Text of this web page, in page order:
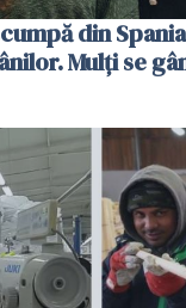
din
Mulți se